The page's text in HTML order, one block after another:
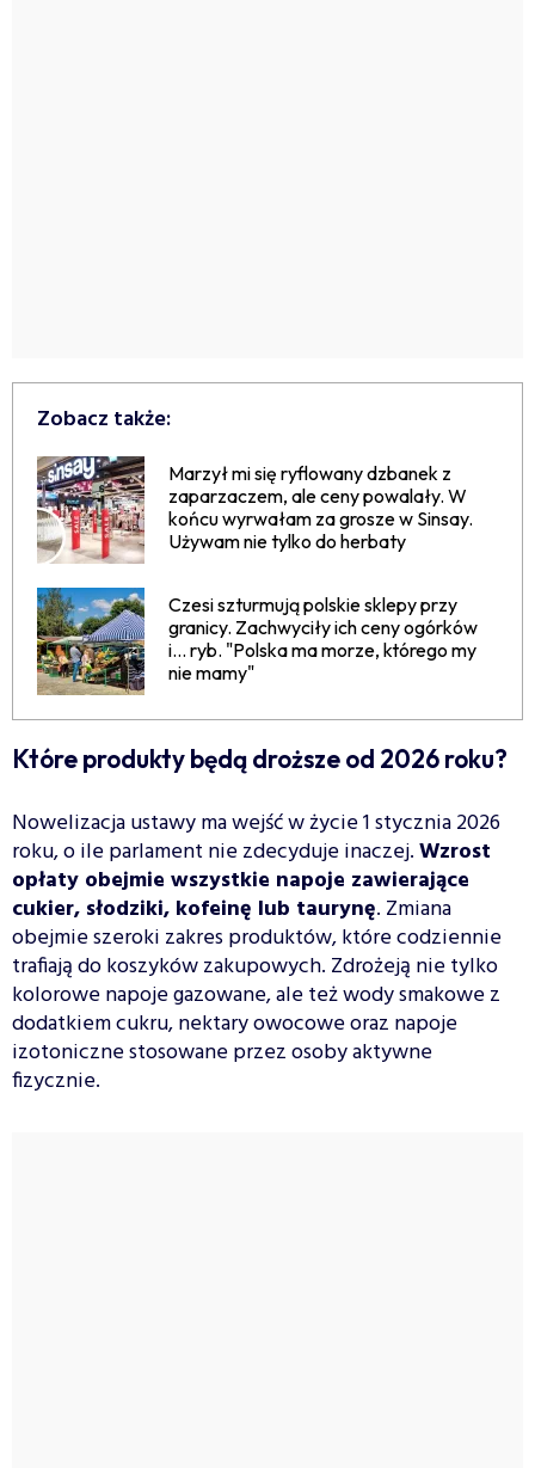
Zobacz także:
Marzył mi się ryflowany dzbanek z
zaparzaczem, ale ceny powalały. W
końcu wyrwałam za grosze w Sinsay.
Używam nie tylko do herbaty
Czesi szturmują polskie sklepy przy
granicy. Zachwyciły ich ceny ogórków
i... ryb. "Polska ma morze, którego my
nie mamy"
Które produkty będą droższe od 2026 roku?
Nowelizacja ustawy ma wejść w życie 1 stycznia 2026
roku, o ile parlament nie zdecyduje inaczej.Wzrost
opłaty obejmie wszystkie napoje zawierające
cukier, słodziki, kofeinę lub taurynę. Zmiana
obejmie szeroki zakres produktów, które codziennie
trafiają do koszyków zakupowych. Zdrożeją nie tylko
kolorowe napoje gazowane, ale też wody smakowe z
dodatkiem cukru, nektary owocowe oraz napoje
izotoniczne stosowane przez osoby aktywne
fizycznie.